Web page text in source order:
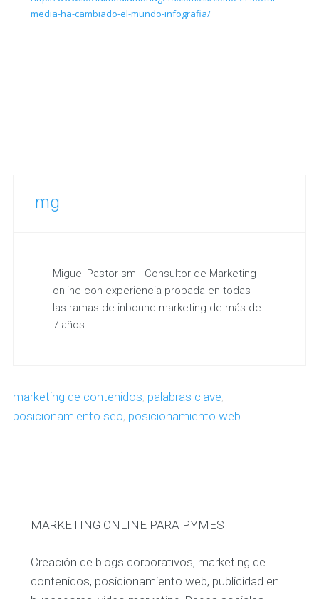
media-ha-cambiado-el-mundo-infografia/
mg
Miguel Pastor sm - Consultor de Marketing
online con experiencia probada en todas
las ramas de inbound marketing de más de
7 años
marketing de contenidos, palabras clave,
posicionamiento seo, posicionamiento web
MARKETING ONLINE PARA PYMES
Creación de blogs corporativos, marketing de
contenidos, posicionamiento web, publicidad en